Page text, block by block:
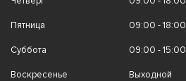
Пятница 09:00 - 18:00
Суббота 09:00 - 15:00
Воскресенье Выходной